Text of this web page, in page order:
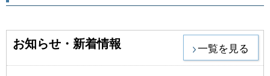
お知らせ・新着情報 一覧を見る